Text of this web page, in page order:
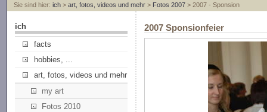
Sie sind hier: ich> art, fotos, videos und mehr> Fotos 2007> 2007 - Sponsion
ich
facts
hobbies, ...
art, fotos, videos und mehr
my art
Fotos 2010
2007 Sponsionfeier